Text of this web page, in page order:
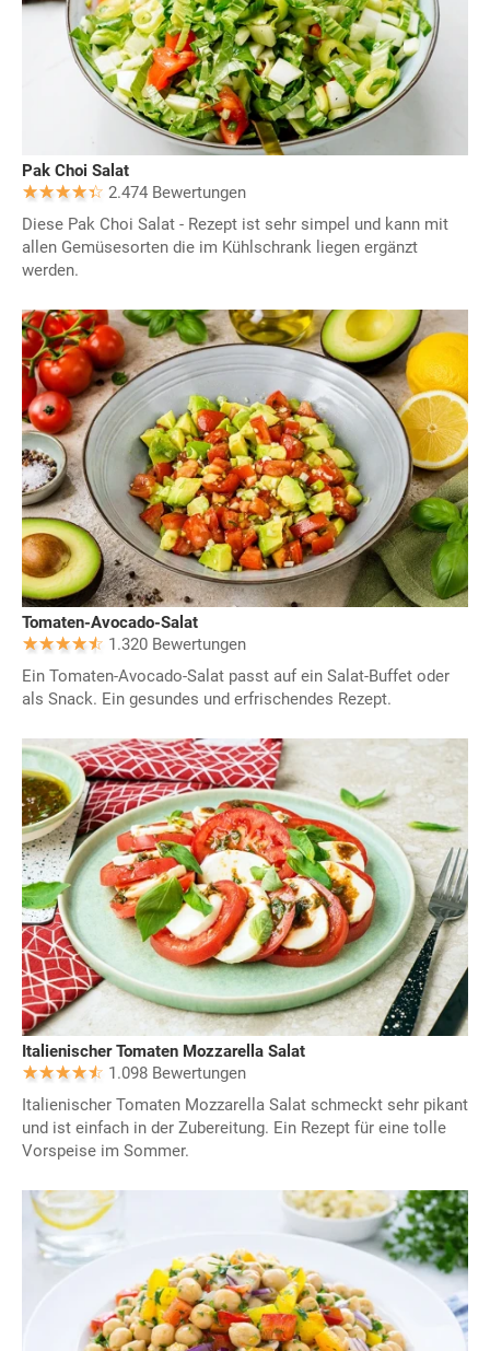
Pak Choi Salat
2.474 Bewertungen
Diese Pak Choi Salat - Rezept ist sehr simpel und kann mit
allen Gemüsesorten die im Kühlschrank liegen ergänzt
werden.
Tomaten-Avocado-Salat
1.320 Bewertungen
Ein Tomaten-Avocado-Salat passt auf ein Salat-Buffet oder
als Snack. Ein gesundes und erfrischendes Rezept.
Italienischer Tomaten Mozzarella Salat
1.098 Bewertungen
Italienischer Tomaten Mozzarella Salat schmeckt sehr pikant
und ist einfach in der Zubereitung. Ein Rezept für eine tolle
Vorspeise im Sommer.